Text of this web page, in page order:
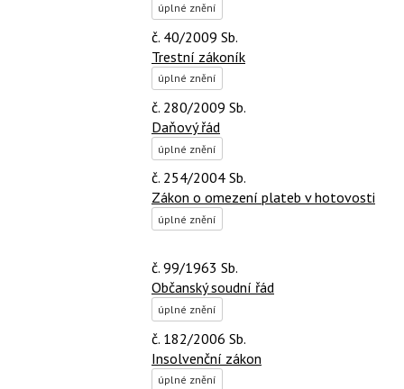
úplné znění
č. 40/2009 Sb.
Trestní zákoník
úplné znění
č. 280/2009 Sb.
Daňový řád
úplné znění
č. 254/2004 Sb.
Zákon o omezení plateb v hotovosti
úplné znění
č. 99/1963 Sb.
Občanský soudní řád
úplné znění
č. 182/2006 Sb.
Insolvenční zákon
úplné znění